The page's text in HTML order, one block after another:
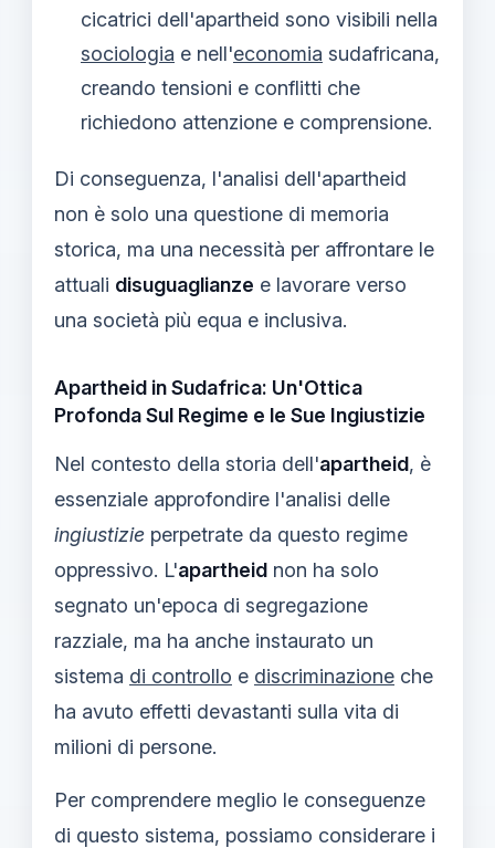
cicatrici dell'apartheid sono visibili nella
sociologia e nell'economia sudafricana,
creando tensioni e conflitti che
richiedono attenzione e comprensione.
Di conseguenza, l'analisi dell'apartheid
non è solo una questione di memoria
storica, ma una necessità per affrontare le
attuali disuguaglianze e lavorare verso
una società più equa e inclusiva.
Apartheid in Sudafrica: Un'Ottica
Profonda Sul Regime e le Sue Ingiustizie
Nel contesto della storia dell'apartheid, è
essenziale approfondire l'analisi delle
ingiustizie perpetrate da questo regime
oppressivo. L'apartheid non ha solo
segnato un'epoca di segregazione
razziale, ma ha anche instaurato un
sistema di controllo e discriminazione che
ha avuto effetti devastanti sulla vita di
milioni di persone.
Per comprendere meglio le conseguenze
di questo sistema, possiamo considerare i